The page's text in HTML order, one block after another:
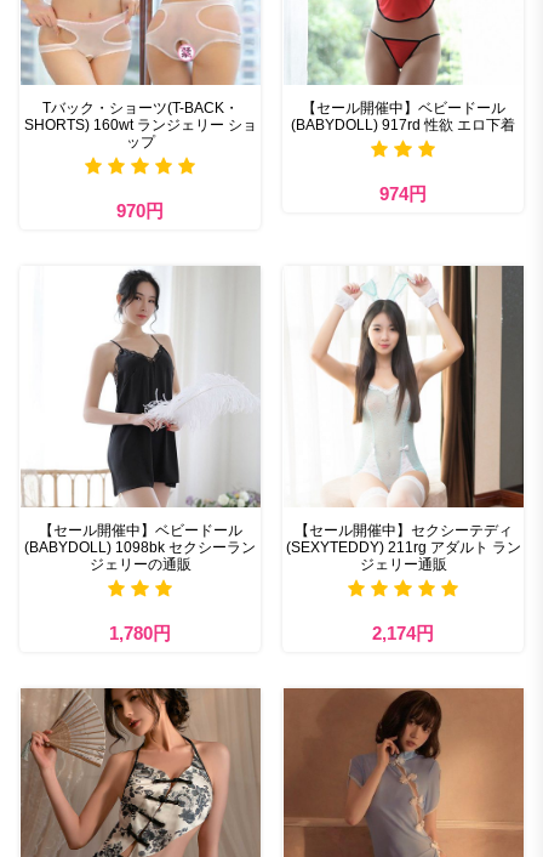
Tバック・ショーツ(T-BACK・
SHORTS) 160wt ランジェリー ショ
ップ
970円
【セール開催中】ベビードール
(BABYDOLL) 917rd 性欲 エロ下着
974円
【セール開催中】ベビードール
(BABYDOLL) 1098bk セクシーラン
ジェリーの通販
1,780円
【セール開催中】セクシーテディ
(SEXYTEDDY) 211rg アダルト ラン
ジェリー通販
2,174円